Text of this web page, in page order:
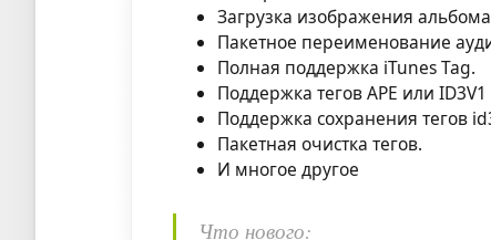
Загрузка изображения
Пакетное переименование
Полная поддержка iTunes Tag.
Поддержка тегов APE или
Поддержка сохранения тегов
Пакетная очистка тегов.
И многое другое
Что нового: